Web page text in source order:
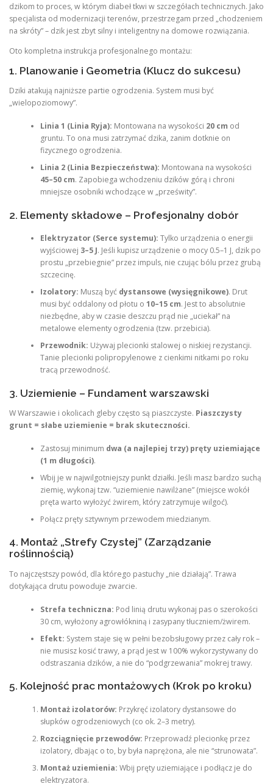
dzikom to proces, w którym diabeł tkwi w szczegółach technicznych. Jako
specjalista od modernizacji terenów, przestrzegam przed „chodzeniem
na skróty” – dzik jest zbyt silny i inteligentny na domowe rozwiązania.
Oto kompletna instrukcja profesjonalnego montażu:
1. Planowanie i Geometria (Klucz do sukcesu)
Dziki atakują najniższe partie ogrodzenia. System musi być
„wielopoziomowy”.
Linia 1 (Linia Ryja): Montowana na wysokości 20 cm od
gruntu. To ona musi zatrzymać dzika, zanim dotknie on
fizycznego ogrodzenia.
Linia 2 (Linia Bezpieczeństwa): Montowana na wysokości
45–50 cm. Zapobiega wchodzeniu dzików górą i chroni
mniejsze osobniki wchodzące w „prześwity”.
2. Elementy składowe – Profesjonalny dobór
Elektryzator (Serce systemu): Tylko urządzenia o energii
wyjściowej 3–5 J. Jeśli kupisz urządzenie o mocy 0.5–1 J, dzik po
prostu „przebiegnie” przez impuls, nie czując bólu przez grubą
szczecinę.
Izolatory: Muszą być dystansowe (wysięgnikowe). Drut
musi być oddalony od płotu o 10–15 cm. Jest to absolutnie
niezbędne, aby w czasie deszczu prąd nie „uciekał” na
metalowe elementy ogrodzenia (tzw. przebicia).
Przewodnik: Używaj plecionki stalowej o niskiej rezystancji.
Tanie plecionki polipropylenowe z cienkimi nitkami po roku
tracą przewodność.
3. Uziemienie – Fundament warszawski
W Warszawie i okolicach gleby często są piaszczyste. Piaszczysty
grunt = słabe uziemienie = brak skuteczności.
Zastosuj minimum dwa (a najlepiej trzy) pręty uziemiające
(1 m długości).
Wbij je w najwilgotniejszy punkt działki. Jeśli masz bardzo suchą
ziemię, wykonaj tzw. “uziemienie nawilżane” (miejsce wokół
pręta warto wyłożyć żwirem, który zatrzymuje wilgoć).
Połącz pręty sztywnym przewodem miedzianym.
4. Montaż „Strefy Czystej” (Zarządzanie
roślinnością)
To najczęstszy powód, dla którego pastuchy „nie działają”. Trawa
dotykająca drutu powoduje zwarcie.
Strefa techniczna: Pod linią drutu wykonaj pas o szerokości
30 cm, wyłożony agrowłókniną i zasypany tłuczniem/żwirem.
Efekt: System staje się w pełni bezobsługowy przez cały rok –
nie musisz kosić trawy, a prąd jest w 100% wykorzystywany do
odstraszania dzików, a nie do “podgrzewania” mokrej trawy.
5. Kolejność prac montażowych (Krok po kroku)
Montaż izolatorów: Przykręć izolatory dystansowe do
słupków ogrodzeniowych (co ok. 2–3 metry).
Rozciągnięcie przewodów: Przeprowadź plecionkę przez
izolatory, dbając o to, by była naprężona, ale nie “strunowata”.
Montaż uziemienia: Wbij pręty uziemiające i podłącz je do
elektryzatora.